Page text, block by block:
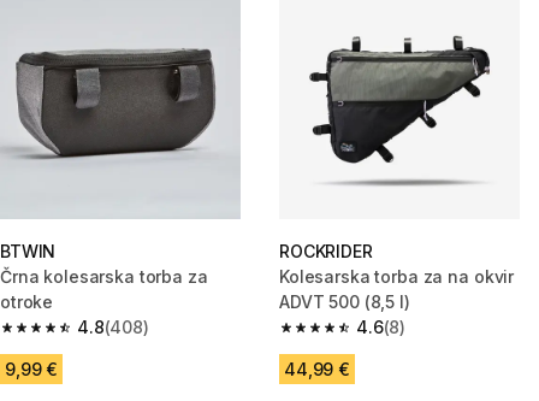
BTWIN
Črna kolesarska torba za
otroke
4.8
4.8 od 5 zvezdic from 408 ocene
(408)
9,99 €
ROCKRIDER
Kolesarska torba za na okvir
ADVT 500 (8,5 l)
4.6
4.6 od 5 zvezdic from 8 ocene
(8)
44,99 €